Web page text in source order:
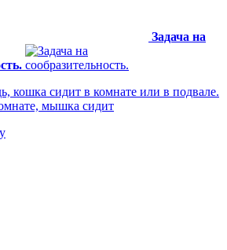
Задача на
кошка сидит в комнате или в подвале.
мышка сидит